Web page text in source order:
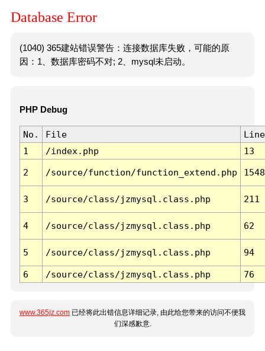
Database Error
(1040) 365建站错误警告：连接数据库失败，可能的原
因：1、数据库密码不对; 2、mysql未启动。
PHP Debug
No. File
Line
1
/index.php 13
2 /source/function/function_extend.php 1548
3 /source/class/jzmysql.class.php 211
4 /source/class/jzmysql.class.php 62
5 /source/class/jzmysql.class.php 94
6 /source/class/jzmysql.class.php 76
www.365jz.com 已经将此出错信息详细记录, 由此给您带来的访问不便我
们深感歉意.